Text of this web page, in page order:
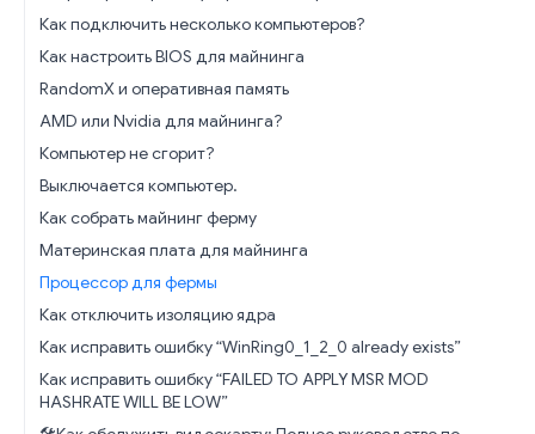
Как подключить несколько компьютеров?
Как настроить BIOS для майнинга
RandomX и оперативная память
AMD или Nvidia для майнинга?
Компьютер не сгорит?
Выключается компьютер.
Как собрать майнинг ферму
Материнская плата для майнинга
Процессор для фермы
Как отключить изоляцию ядра
Как исправить ошибку “WinRing0_1_2_0 already exists”
Как исправить ошибку “FAILED TO APPLY MSR MOD
HASHRATE WILL BE LOW”